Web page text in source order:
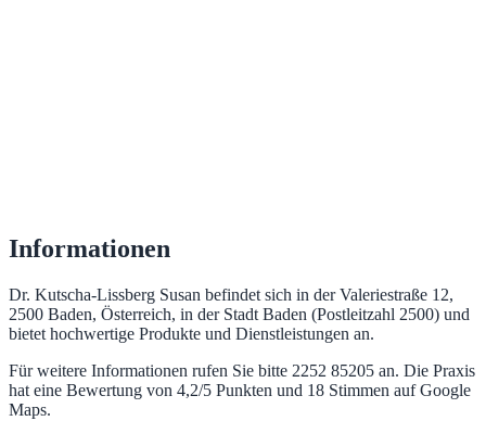
Informationen
Dr. Kutscha-Lissberg Susan befindet sich in der Valeriestraße 12,
2500 Baden, Österreich, in der Stadt Baden (Postleitzahl 2500) und
bietet hochwertige Produkte und Dienstleistungen an.
Für weitere Informationen rufen Sie bitte 2252 85205 an. Die Praxis
hat eine Bewertung von 4,2/5 Punkten und 18 Stimmen auf Google
Maps.